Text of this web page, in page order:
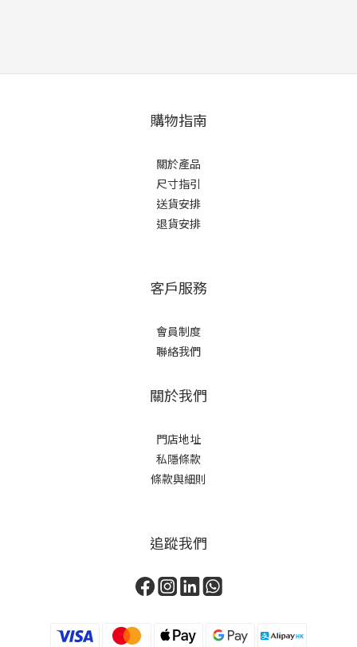
購物指南
關於產品
尺寸指引
送貨安排
退貨安排
客戶服務
會員制度
聯絡我們
關於我們
門店地址
私隱條款
條款與細則
追蹤我們